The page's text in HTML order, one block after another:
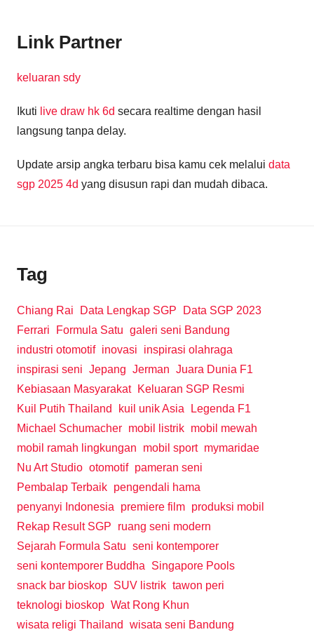
Link Partner
keluaran sdy
Ikuti live draw hk 6d secara realtime dengan hasil
langsung tanpa delay.
Update arsip angka terbaru bisa kamu cek melalui data
sgp 2025 4d yang disusun rapi dan mudah dibaca.
Tag
Chiang Rai Data Lengkap SGP
Data SGP 2023
Ferrari
Formula Satu galeri seni Bandung
industri otomotif inovasi
inspirasi olahraga
inspirasi seni Jepang Jerman Juara Dunia F1
Kebiasaan Masyarakat
Keluaran SGP Resmi
Kuil Putih Thailand
kuil unik Asia
Legenda F1
Michael Schumacher mobil listrik mobil mewah
mobil ramah lingkungan
mobil sport mymaridae
Nu Art Studio otomotif pameran seni
Pembalap Terbaik pengendali hama
penyanyi Indonesia
premiere film produksi mobil
Rekap Result SGP
ruang seni modern
Sejarah Formula Satu seni kontemporer
seni kontemporer Buddha
Singapore Pools
snack bar bioskop SUV listrik tawon peri
teknologi bioskop Wat Rong Khun
wisata religi Thailand
wisata seni Bandung